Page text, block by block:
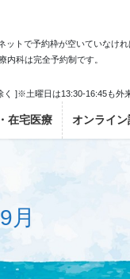
トで予約枠が空いていなけ
科は完全予約制です。
]※土曜日は13:30-16:45も外
在宅医療 オンライン
月